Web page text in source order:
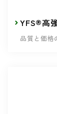
YFS®高
品質と価格